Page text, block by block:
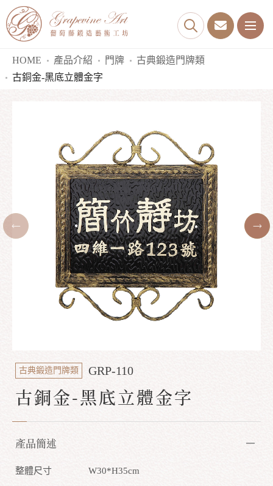
HOME 產品介紹 門牌
古典鍛造門牌類
古銅金-黑底立體金字
古典鍛造門牌類 GRP-110
古銅金-黑底立體金字
產品簡述
整體尺寸 W30*H35cm